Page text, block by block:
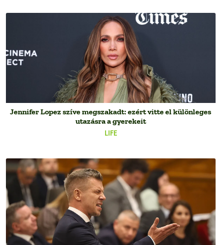
LIFE
Jennifer Lopez szíve megszakadt: ezért vitte el különleges
utazásra a gyerekeit